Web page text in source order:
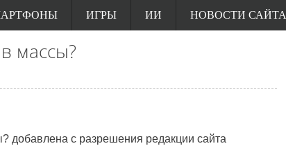
ИГРЫ ИИ НОВОСТИ САЙТА
массы?
добавлена с разрешения редакции сайта